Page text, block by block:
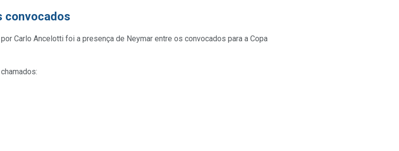
convocados
Carlo Ancelotti foi a presença de Neymar entre os convocados para a Copa